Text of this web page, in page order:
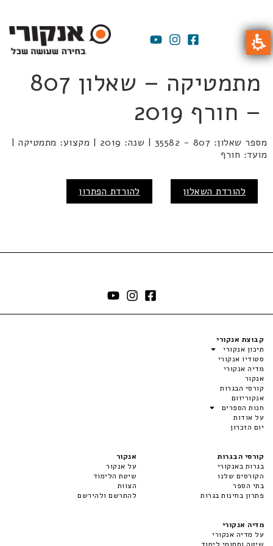
מתמטיקה – שאלון 807
– חורף 2019
מספר שאלון: 807 - 35582 | שנה: 2019 | מקצוע: מתמטיקה |
מועד: חורף
להורדת השאלון להורדת הפתרון
קבוצת אנקורי
תיכון אנקורי
סטודיו אנקורי
מדיה אנקורי
אנקור
קורסי הבגרות
אנקוריזום
חנות הספרים
על אודות
יום הזכרון
קורסי הבגרות
בגרות באנקורי
הקורסים שלנו
בתי הספר
פתרון בחינות בגרות
אנקור
על אנקור
שיטת הלימוד
הצוות
להתרשם ולהירשם
מדיה אנקורי
על מדיה אנקורי